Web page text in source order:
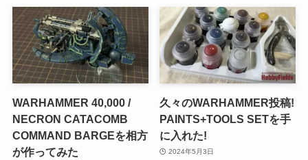
WARHAMMER 40,000 /
NECRON CATACOMB
COMMAND BARGEを相方
が作ってみた
久々のWARHAMMER投稿!
PAINTS+TOOLS SETを手
に入れた!
2024年5月3日